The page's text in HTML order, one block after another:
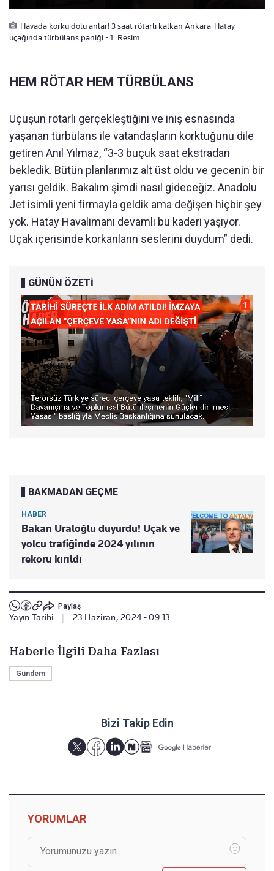
Havada korku dolu anlar! 3 saat rötarlı kalkan Ankara-Hatay
uçağında türbülans paniği - 1. Resim
HEM RÖTAR HEM TÜRBÜLANS
Uçuşun rötarlı gerçekleştiğini ve iniş esnasında
yaşanan türbülans ile vatandaşların korktuğunu dile
getiren Anıl Yılmaz, “3-3 buçuk saat ekstradan
bekledik. Bütün planlarımız alt üst oldu ve gecenin bir
yarısı geldik. Bakalım şimdi nasıl gideceğiz. Anadolu
Jet isimli yeni firmayla geldik ama değişen hiçbir şey
yok. Hatay Havalimanı devamlı bu kaderi yaşıyor.
Uçak içerisinde korkanların seslerini duydum” dedi.
GÜNÜN ÖZETİ
BAKMADAN GEÇME
HABER
Bakan Uraloğlu duyurdu! Uçak ve
yolcu trafiğinde 2024 yılının
rekoru kırıldı
Paylaş
Yayın Tarihi 23 Haziran, 2024 - 09:13
Haberle İlgili Daha Fazlası
Gündem
Bizi Takip Edin
YORUMLAR